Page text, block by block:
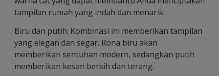
tampilan rumah yang indah dan menarik:
Biru dan putih: Kombinasi ini memberikan tampilan
yang elegan dan segar. Rona biru akan
memberikan sentuhan modern, sedangkan putih
memberikan kesan bersih dan terang.